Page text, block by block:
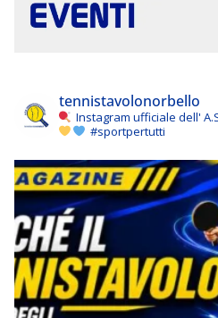
tennistavolonorbello
Instagram ufficiale dell'
#sportpertutti